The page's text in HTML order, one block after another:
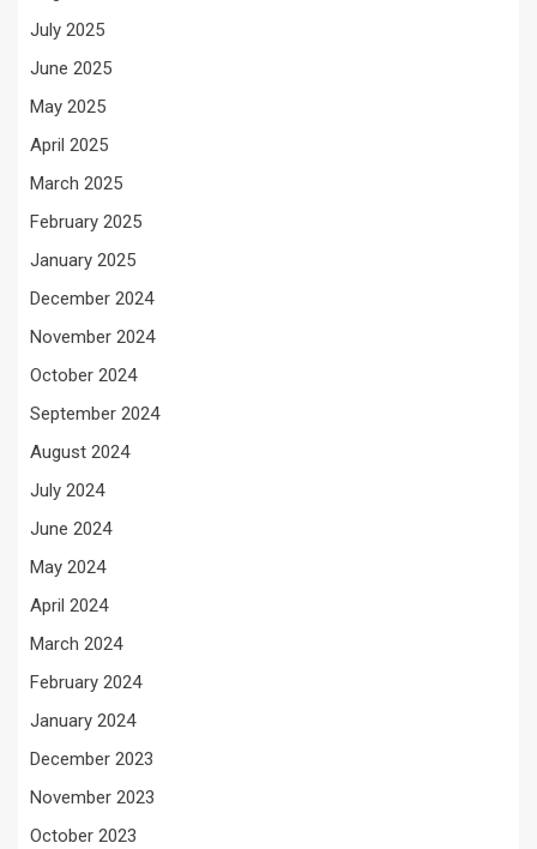
July 2025
June 2025
May 2025
April 2025
March 2025
February 2025
January 2025
December 2024
November 2024
October 2024
September 2024
August 2024
July 2024
June 2024
May 2024
April 2024
March 2024
February 2024
January 2024
December 2023
November 2023
October 2023